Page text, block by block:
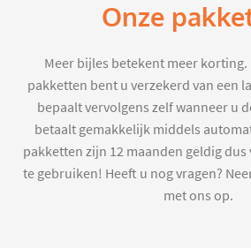
Onze
Meer bijles betekent meer korting.
pakketten bent u verzekerd van een
bepaalt vervolgens zelf wanneer u
betaalt gemakkelijk middels
pakketten zijn 12 maanden geldig
te gebruiken! Heeft u nog vragen?
met ons op.